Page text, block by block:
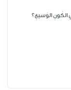
الكَونِ الوَسيعِ؟